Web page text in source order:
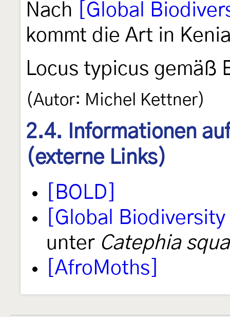
Nach
[Global
kommt die Art in
Locus typicus gemäß
(Autor: Michel Kettner)
2.4. Informationen
(externe Links)
[BOLD]
[Global
unter Catephia
[AfroMoths]